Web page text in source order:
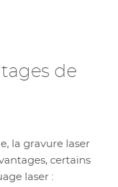
de
la gravure laser
certains
laser :